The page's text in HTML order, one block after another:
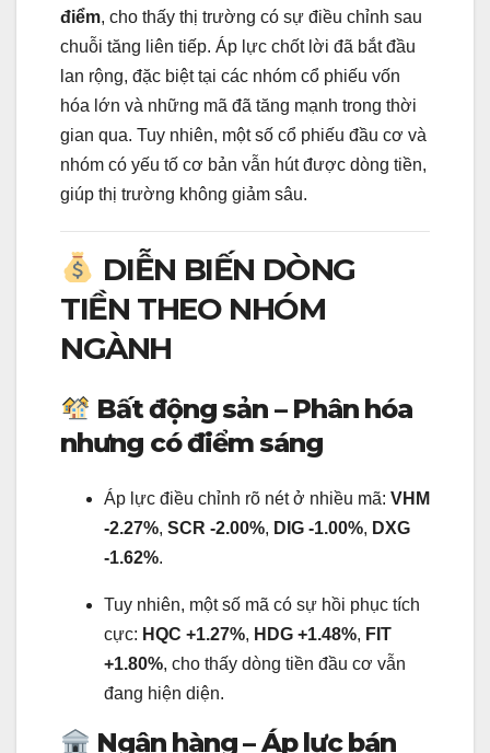
điểm, cho thấy thị trường có sự điều chỉnh sau
chuỗi tăng liên tiếp. Áp lực chốt lời đã bắt đầu
lan rộng, đặc biệt tại các nhóm cổ phiếu vốn
hóa lớn và những mã đã tăng mạnh trong thời
gian qua. Tuy nhiên, một số cổ phiếu đầu cơ và
nhóm có yếu tố cơ bản vẫn hút được dòng tiền,
giúp thị trường không giảm sâu.
DIỄN BIẾN DÒNG
TIỀN THEO NHÓM
NGÀNH
Bất động sản – Phân hóa
nhưng có điểm sáng
Áp lực điều chỉnh rõ nét ở nhiều mã: VHM
-2.27%, SCR -2.00%, DIG -1.00%, DXG
-1.62%.
Tuy nhiên, một số mã có sự hồi phục tích
cực: HQC +1.27%, HDG +1.48%, FIT
+1.80%, cho thấy dòng tiền đầu cơ vẫn
đang hiện diện.
Ngân hàng – Áp lực bán